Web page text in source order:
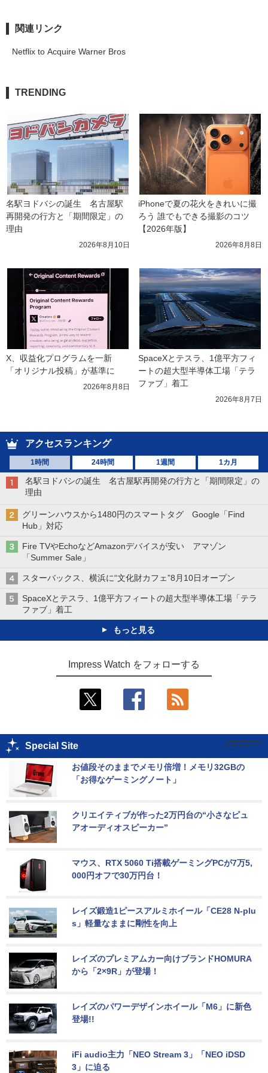
関連リンク
Netflix to Acquire Warner Bros
TRENDING
名駅ヨドバシの誕生　名古屋駅
再開発の行方と「期間限定」の
理由
2026年8月10日
iPhoneで夏の花火をきれいに撮
ろう 誰でもできる撮影のコツ
【2026年版】
2026年8月8日
X、収益化プログラムを一新
「オリジナル投稿」が基準に
2026年8月8日
SpaceXとテスラ、1億平方フィ
ートの超大型半導体工場「テラ
ファブ」着工
2026年8月7日
アクセスランキング
1時間 24時間 1週間 1カ月
名駅ヨドバシの誕生 名古屋駅再開発の行方と「期間限定」の
理由
グリーンハウスから1480円のスマートタグ Google「Find
Hub」対応
Fire TVやEchoなどAmazonデバイスが安い アマゾン
「Summer Sale」
スターバックス、横浜に“文化財カフェ”8月10日オープン
SpaceXとテスラ、1億平方フィートの超大型半導体工場「テラ
ファブ」着工
もっと見る
Impress Watch をフォローする
Special Site
お値段そのままでメモリ倍増！メモリ32GBの
「お得なゲーミングノート」
クリエイティブが作った2万円台の“小さなピュ
アオーディオスピーカー”
マウス、RTX 5060 Ti搭載ゲーミングPCが7万5,
000円オフで30万円台！
レイズ鍛造1ピースアルミホイール「CE28 N-plu
s」軽量なままに剛性を向上
レイズのプレミアムカー向けブランドHOMURA
から「2×9R」が登場！
レイズのパワーデザインホイール「M6」に新色
登場!!
iFi audio主力「NEO Stream 3」「NEO iDSD
3」に迫る